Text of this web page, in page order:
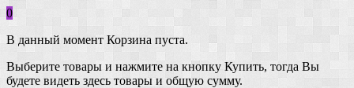
0
В данный момент Корзина пуста.
Выберите товары и нажмите на кнопку Купить, тогда Вы
будете видеть здесь товары и общую сумму.